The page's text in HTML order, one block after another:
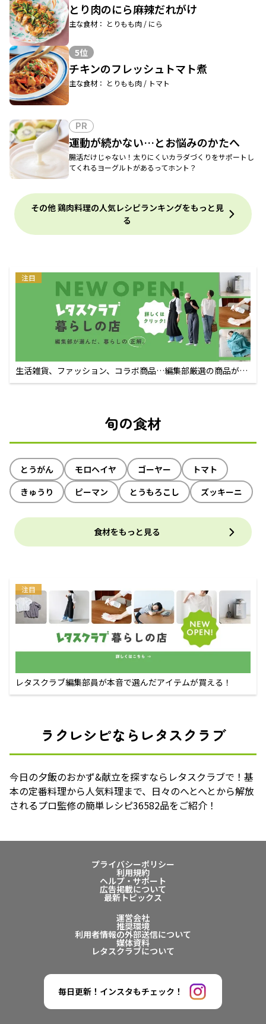
とり肉のにら麻辣だれがけ
主な食材： とりもも肉 / にら
5位
チキンのフレッシュトマト煮
主な食材： とりもも肉 / トマト
PR
運動が続かない…とお悩みのかたへ
腸活だけじゃない！太りにくいカラダづくりをサポートし
てくれるヨーグルトがあるってホント？
その他 鶏肉料理の人気レシピランキングをもっと見
る
注目
生活雑貨、ファッション、コラボ商品…編集部厳選の商品が買
えるECサイト
旬の食材
とうがん モロヘイヤ ゴーヤー
トマト
きゅうり
ピーマン とうもろこし ズッキーニ
食材をもっと見る
注目
レタスクラブ編集部員が本音で選んだアイテムが買える！
ラクレシピならレタスクラブ
今日の夕飯のおかず&献立を探すならレタスクラブで！基
本の定番料理から人気料理まで、日々のへとへとから解放
されるプロ監修の簡単レシピ36582品をご紹介！
プライバシーポリシー
利用規約
ヘルプ・サポート
広告掲載について
最新トピックス
運営会社
推奨環境
利用者情報の外部送信について
媒体資料
レタスクラブについて
毎日更新！インスタもチェック！